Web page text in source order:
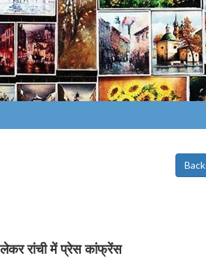
Back
लेकर रांची में प्रेस कांफ्रेंस